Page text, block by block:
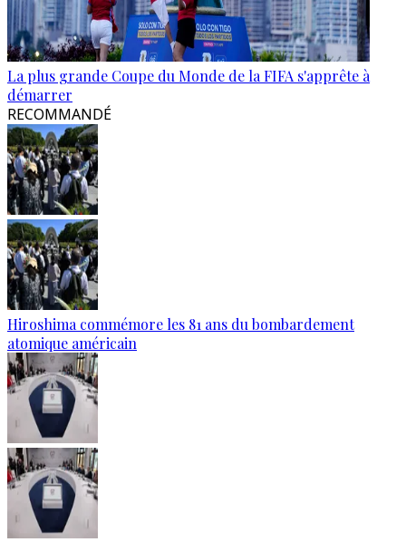
La plus grande Coupe du Monde de la FIFA s'apprête à
démarrer
RECOMMANDÉ
Hiroshima commémore les 81 ans du bombardement
atomique américain